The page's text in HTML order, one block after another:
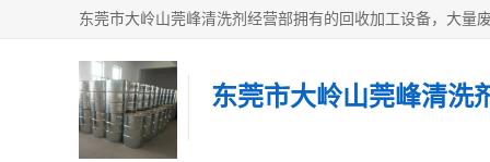
东莞市大岭山莞峰清洗